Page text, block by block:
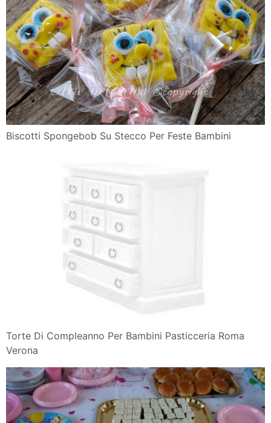
Biscotti Spongebob Su Stecco Per Feste Bambini
Torte Di Compleanno Per Bambini Pasticceria Roma
Verona